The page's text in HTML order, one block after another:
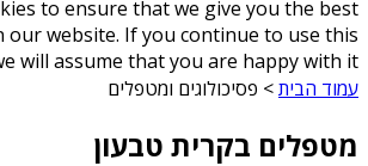
to ensure that we give you the best
our website. If you continue to use this
will assume that you are happy with it
עמוד הבית> פסיכולוגים ומטפלים
מטפלים בקרית טבעון